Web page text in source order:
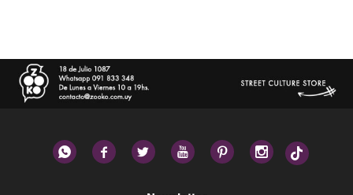
     